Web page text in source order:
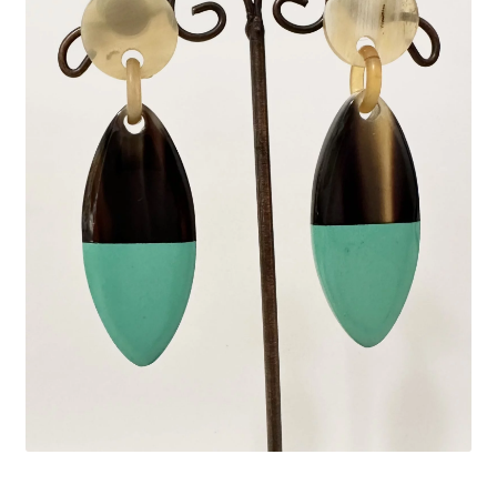
Mon compte
Validation de la commande
Conditions d’utilisation
Paiement sécurisé